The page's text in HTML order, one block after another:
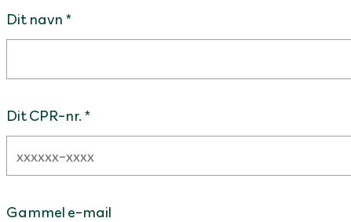
Dit navn *
Dit CPR-nr. *
Gammel e-mail